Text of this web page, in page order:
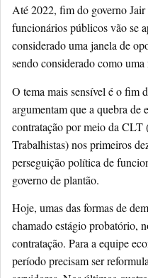
Até 2022, fim do governo
funcionários públicos vão se
considerado uma janela de
sendo considerado como
O tema mais sensível é o fim
argumentam que a quebra de
contratação por meio da CLT
Trabalhistas) nos primeiros
perseguição política de
governo de plantão.
Hoje, umas das formas de
chamado estágio probatório,
contratação. Para a equipe
período precisam ser